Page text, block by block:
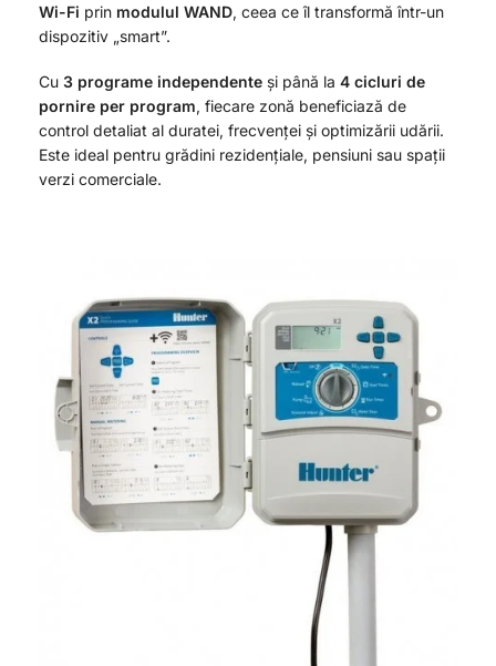
Wi-Fi prin modulul WAND, ceea ce îl transformă într-un
dispozitiv „smart”.
Cu 3 programe independente și până la 4 cicluri de
pornire per program, fiecare zonă beneficiază de
control detaliat al duratei, frecvenței și optimizării udării.
Este ideal pentru grădini rezidențiale, pensiuni sau spații
verzi comerciale.